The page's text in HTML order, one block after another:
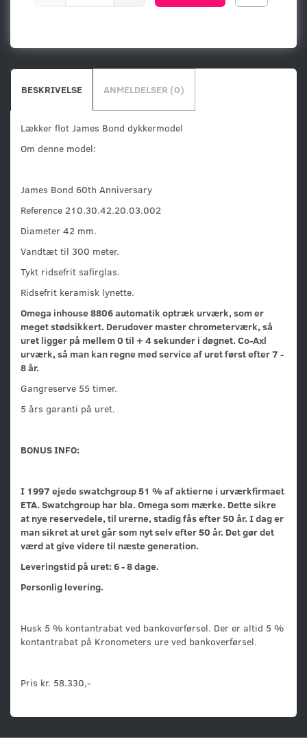
BESKRIVELSE ANMELDELSER (0)
Lækker flot James Bond dykkermodel
Om denne model:
James Bond 60th Anniversary
Reference 210.30.42.20.03.002
Diameter 42 mm.
Vandtæt til 300 meter.
Tykt ridsefrit safirglas.
Ridsefrit keramisk lynette.
Omega inhouse 8806 automatik optræk urværk, som er
meget stødsikkert. Derudover master chrometerværk, så
uret ligger på mellem 0 til + 4 sekunder i døgnet. Co-Axl
urværk, så man kan regne med service af uret først efter 7 -
8 år.
Gangreserve 55 timer.
5 års garanti på uret.
BONUS INFO:
I 1997 ejede swatchgroup 51 % af aktierne i urværkfirmaet
ETA. Swatchgroup har bla. Omega som mærke. Dette sikre
at nye reservedele, til urerne, stadig fås efter 50 år. I dag er
man sikret at uret går som nyt selv efter 50 år. Det gør det
værd at give videre til næste generation.
Leveringstid på uret: 6 - 8 dage.
Personlig levering.
Husk 5 % kontantrabat ved bankoverførsel. Der er altid 5 %
kontantrabat på Kronometers ure ved bankoverførsel.
Pris kr. 58.330,-